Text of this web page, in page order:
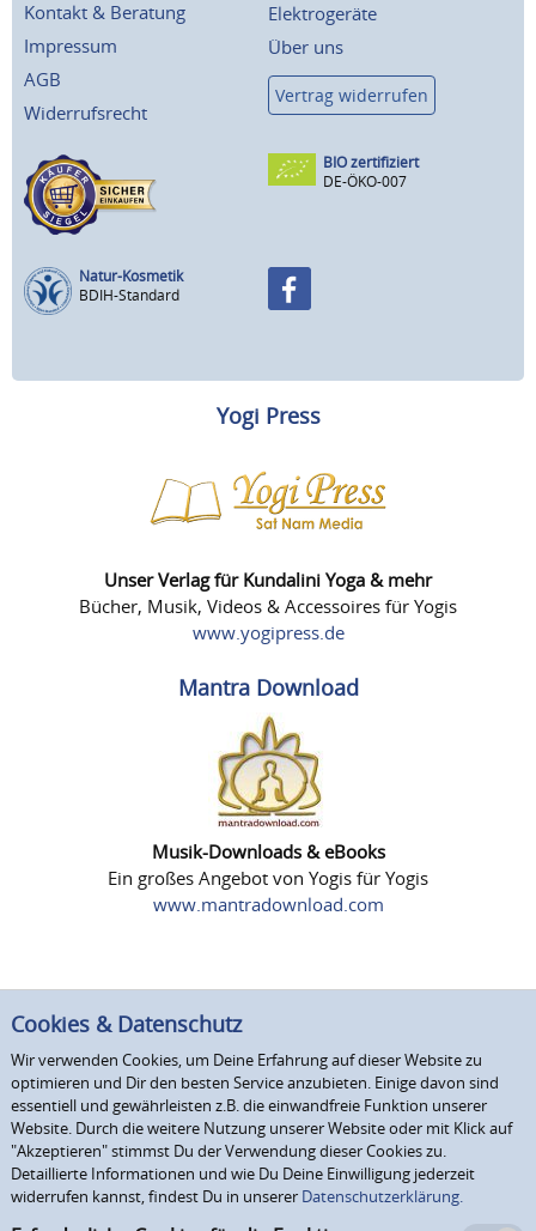
Kontakt & Beratung
Impressum
AGB
Widerrufsrecht
Elektrogeräte
Über uns
Vertrag widerrufen
BIO zertifiziert
DE-ÖKO-007
Natur-Kosmetik
BDIH-Standard
Yogi Press
Unser Verlag für Kundalini Yoga & mehr
Bücher, Musik, Videos & Accessoires für Yogis
www.yogipress.de
Mantra Download
Musik-Downloads & eBooks
Ein großes Angebot von Yogis für Yogis
www.mantradownload.com
Cookies & Datenschutz
Wir verwenden Cookies, um Deine Erfahrung auf dieser Website zu
optimieren und Dir den besten Service anzubieten. Einige davon sind
essentiell und gewährleisten z.B. die einwandfreie Funktion unserer
Website. Durch die weitere Nutzung unserer Website oder mit Klick auf
"Akzeptieren" stimmst Du der Verwendung dieser Cookies zu.
Detaillierte Informationen und wie Du Deine Einwilligung jederzeit
widerrufen kannst, findest Du in unserer Datenschutzerklärung.